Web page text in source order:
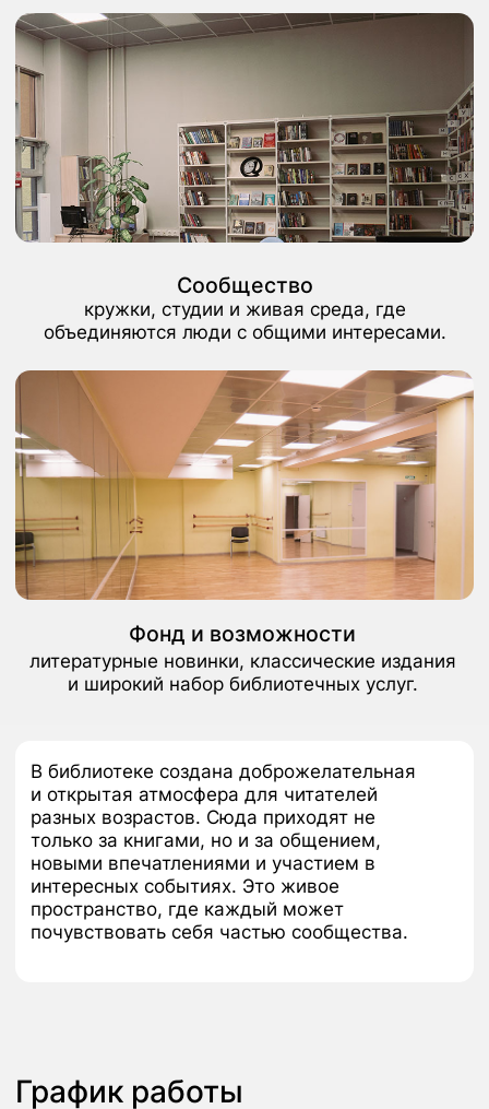
и открытая атмосфера для читателей
разных возрастов. Сюда приходят не
только за книгами, но и за общением,
новыми впечатлениями и участием в
интересных событиях. Это живое
почувствовать себя частью сообщества.
Заведующий ОСП
Ковалева
Тамара Анатольевна
График работы
с 12:00 до 20:00
санитарный день
Адрес
ул. Профсоюзная, д. 92
телефоны:
+7 (495) 335-57-22
электронная почта:
biblioteka180@culture.mos.ru
Контакты
Помогите сделать библиотеки лучше
«Уровень удовлетворенности граждан